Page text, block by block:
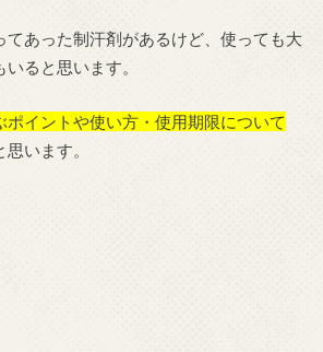
てあった制汗剤があるけど、使っても大
ると思います。
ポイントや使い方・使用期限について
います。